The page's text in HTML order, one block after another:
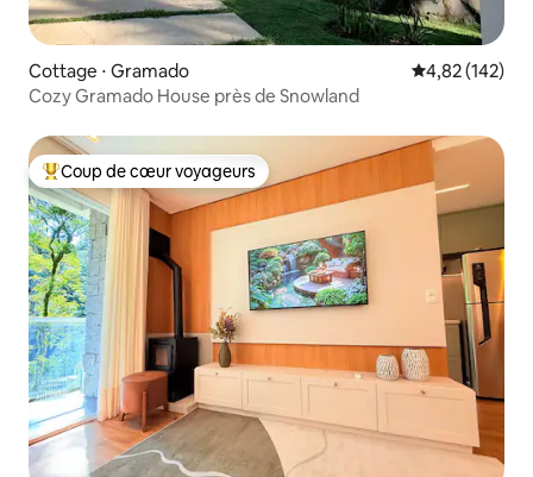
Cottage ⋅ Gramado Évaluation
4,82 (142)
Cozy Gramado House près de Snowland
Coups de cœur voyageurs les plus appréciés
Coup de cœur voyageurs